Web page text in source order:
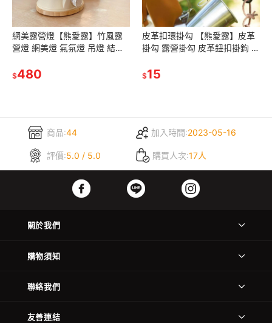
網美露營燈【熊愛露】竹風露
營燈 網美燈 氣氛燈 吊燈 結繩
燈.露營照明
$480
皮革扣環掛勾 【熊愛露】皮革
掛勾 露營掛勾 皮革鈕扣掛鉤 S
扣 野餐 露營掛勾
$15
商品:44 加入時間:2023-05-16
評價:5.0 / 5.0 購買人次:17人
關於我們
購物須知
聯絡我們
友善連結